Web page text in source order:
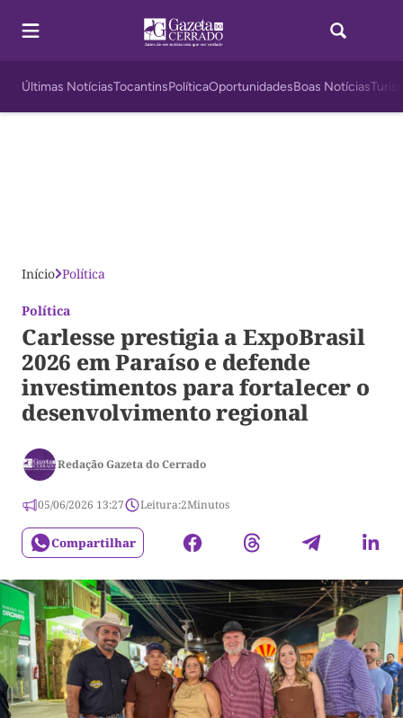
Últimas NotíciasTocantinsPolíticaOportunidadesBoas Notícias
Início Política
Política
Carlesse prestigia a ExpoBrasil
2026 em Paraíso e defende
investimentos para fortalecer o
desenvolvimento regional
Redação Gazeta do Cerrado
05/06/2026 13:27 Leitura:2Minutos
Compartilhar